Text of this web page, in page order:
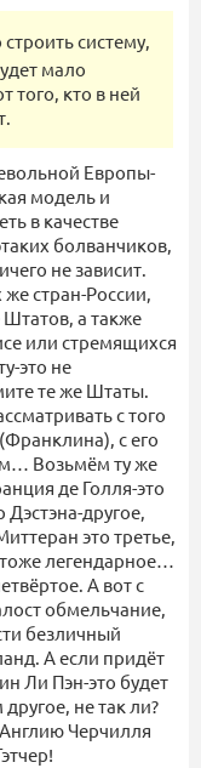
систему,
мало
того, кто в ней
Европы-
модель и
в качестве
болванчиков,
не зависит.
стран-России,
Штатов, а также
или стремящихся
это не
те же Штаты.
с того
с его
Возьмём ту же
де Голля-это
другое,
это третье,
легендарное…
А вот с
обмельчание,
безличный
А если придёт
Ли Пэн-это будет
не так ли?
Черчилля